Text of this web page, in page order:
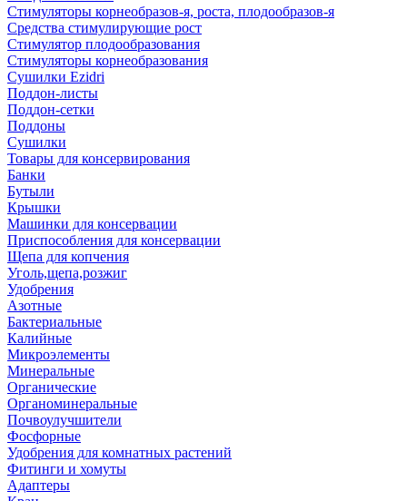
Стимуляторы корнеобразов-я, роста, плодообразов-я
Средства стимулирующие рост
Стимулятор плодообразования
Стимуляторы корнеобразования
Сушилки Ezidri
Поддон-листы
Поддон-сетки
Поддоны
Сушилки
Товары для консервирования
Банки
Бутыли
Крышки
Машинки для консервации
Приспособления для консервации
Щепа для копчения
Уголь,щепа,розжиг
Удобрения
Азотные
Бактериальные
Калийные
Микроэлементы
Минеральные
Органические
Органоминеральные
Почвоулучшители
Фосфорные
Удобрения для комнатных растений
Фитинги и хомуты
Адаптеры